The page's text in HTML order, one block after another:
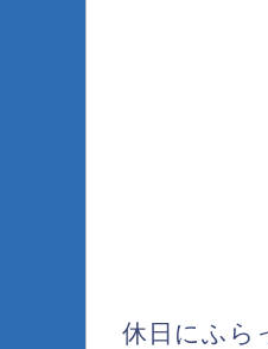
休日にふら